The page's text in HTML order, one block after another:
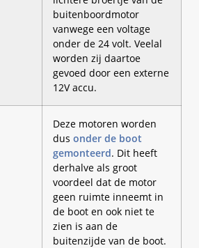
buitenboordmotor
vanwege een voltage
onder de 24 volt. Veelal
worden zij daartoe
gevoed door een externe
12V accu.
Deze motoren worden
dus onder de boot
gemonteerd. Dit heeft
derhalve als groot
voordeel dat de motor
geen ruimte inneemt in
de boot en ook niet te
zien is aan de
buitenzijde van de boot.